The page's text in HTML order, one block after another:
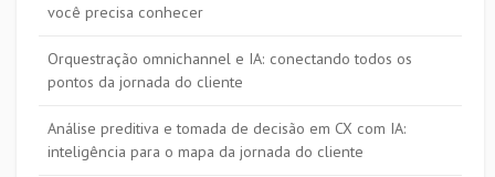
você precisa conhecer
Orquestração omnichannel e IA: conectando todos os
pontos da jornada do cliente
Análise preditiva e tomada de decisão em CX com IA:
inteligência para o mapa da jornada do cliente